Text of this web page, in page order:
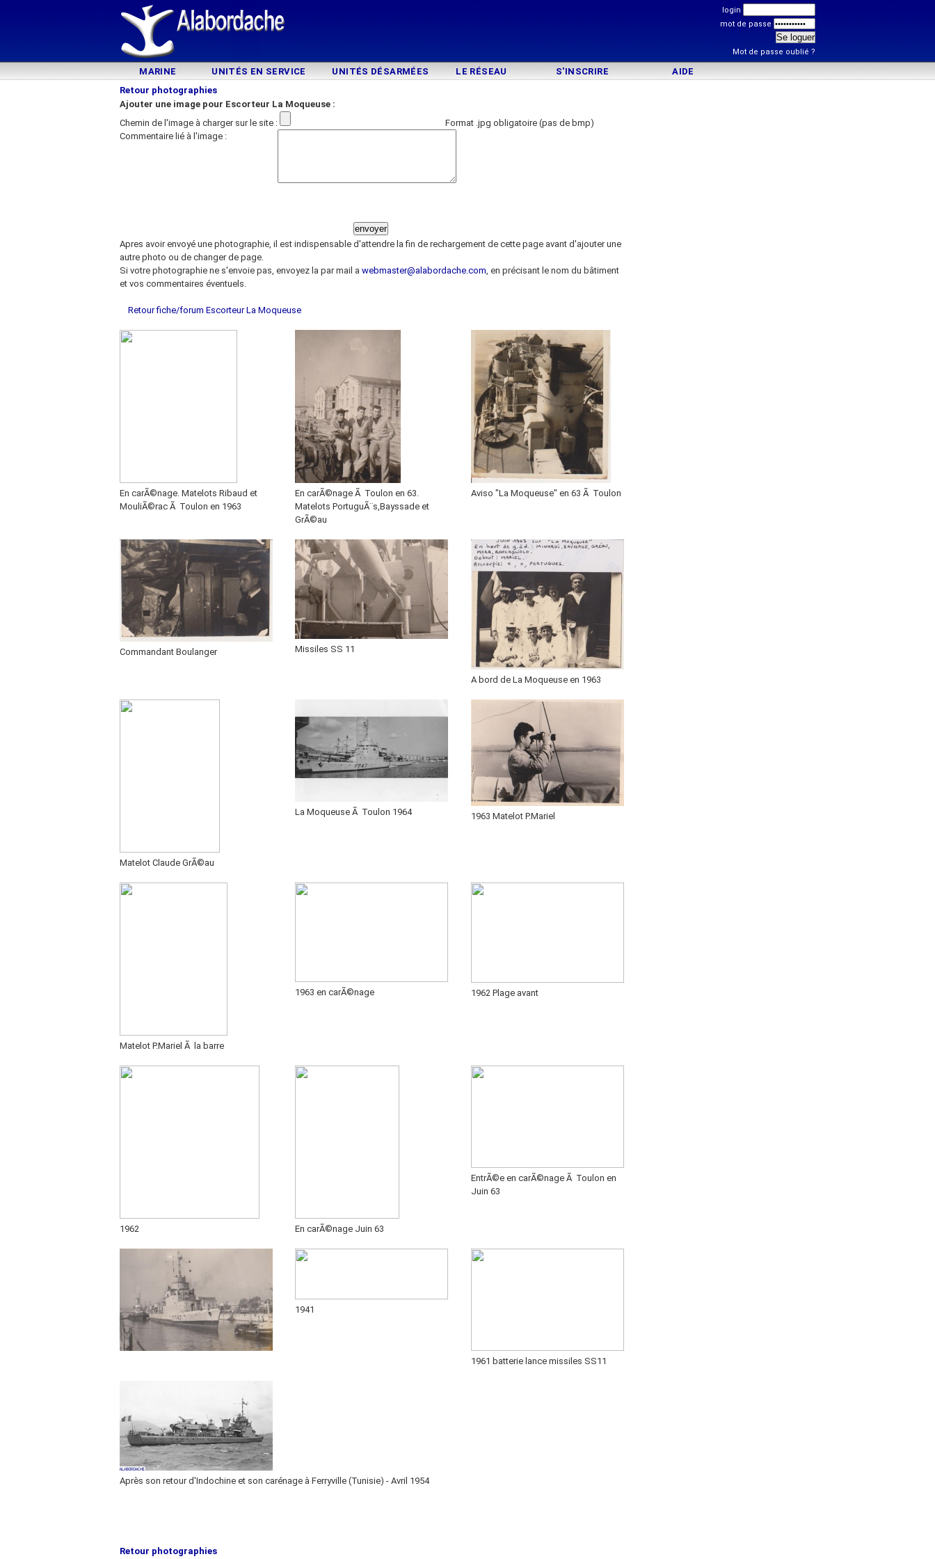
login
mot de passe
Mot de passe oublié ?
MARINE UNITÉS EN SERVICE UNITÉS DÉSARMÉES LE RÉSEAU S'INSCRIRE
AIDE
Retour photographies
Ajouter une image pour Escorteur La Moqueuse :
Chemin de l'image à charger sur le site :
Format .jpg obligatoire (pas de bmp)
Commentaire lié à l'image :
Apres avoir envoyé une photographie, il est indispensable d'attendre la fin de rechargement de cette page avant d'ajouter une
autre photo ou de changer de page.
Si votre photographie ne s'envoie pas, envoyez la par mail a webmaster@alabordache.com, en précisant le nom du bâtiment
et vos commentaires éventuels.
Retour fiche/forum Escorteur La Moqueuse
En carÃ©nage. Matelots Ribaud et
MouliÃ©rac Ã Toulon en 1963
En carÃ©nage Ã Toulon en 63.
Matelots PortuguÃ¨s,Bayssade et
GrÃ©au
Aviso "La Moqueuse" en 63 Ã Toulon
Commandant Boulanger Missiles SS 11
A bord de La Moqueuse en 1963
Matelot Claude GrÃ©au
La Moqueuse Ã Toulon 1964 1963 Matelot P.Mariel
Matelot P.Mariel Ã la barre
1963 en carÃ©nage 1962 Plage avant
1962 En carÃ©nage Juin 63
EntrÃ©e en carÃ©nage Ã Toulon en
Juin 63
1941
1961 batterie lance missiles SS11
Après son retour d'Indochine et son carénage à Ferryville (Tunisie) - Avril 1954
Retour photographies